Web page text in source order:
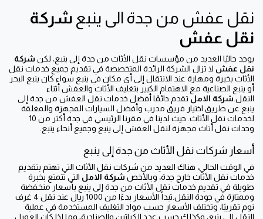
نقل عفش من جدة الى ينبع شركة
نقل عفش
يوجد حاليًا العديد من مؤسسات نقل الأثاث من جدة إلى ينبع، لكن شركة
نقل عفش لا تزال الشركة الرائدة المتخصصة في تقديم جميع خدمات نقل
الأثاث بخبرة ومهارة عند الانتقال إلى أي مكان في ينبع سواء كان ينبع البحر
أو ينبع الصناعية مع الاهتمام الكبير بتغليف الأثاث والعفش أثناء
النقل. شركة الامل تقدم دائمًا أفضل خدمات نقل العفش من جدة إلى
ينبع عن طريق اختيار فريق مدرب وأفضل السيارات المجهزة والمغلقة
لخدمات نقل الأثاث. حيث لدينا في مقرنا الرئيسي في جدة أكثر من 10
وحدات نقل أثاث مجهزة لنقل العفش إلى ينبع وجميع أنحاء ينبع.
أسعار شركات نقل الأثاث من جدة إلى ينبع
في الوقت الحالي، هناك العديد من شركات نقل الأثاث التي تهتم بتقديم
خدمات نقل الأثاث خارج جدة، وبالأخص شركة الامل التي تتمتع بخبرة
طويلة في تقديم خدمات نقل الأثاث من جدة إلى ينبع بأسعار منخفضة
وممتازة في جودة النقل.تبدأ الأسعار بدءًا من 1000 ريال عند نقل 4 غرف
نوم تقريبًا، وتختلف الأسعار حسب مواد التغليف المستخدمة في عملية
النقل إلى ينبع، وكذلك حسب عدد الكراتين والصناديق وما إذا كان العميل